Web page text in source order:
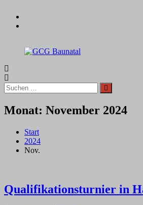
Inhalt
springen
GCG
Baunatal
Suchen
nach:
Suchen
Monat: November 2024
Start
2024
Nov.
Qualifikationsturnier in